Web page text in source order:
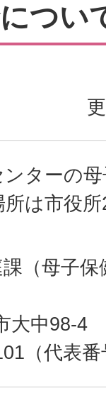
つい
ターの
は市役
（母子保
大中98-4
（代表番